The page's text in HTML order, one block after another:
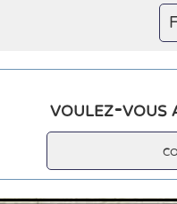
voulez-vous